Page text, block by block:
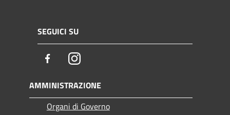
SEGUICI SU
FacebookInstagram
AMMINISTRAZIONE
Organi di Governo